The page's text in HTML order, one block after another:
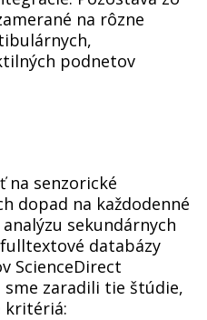
na rôzne
podnetov
na senzorické
dopad na každodenné
sekundárnych
databázy
ScienceDirect
zaradili tie štúdie,
kritériá: